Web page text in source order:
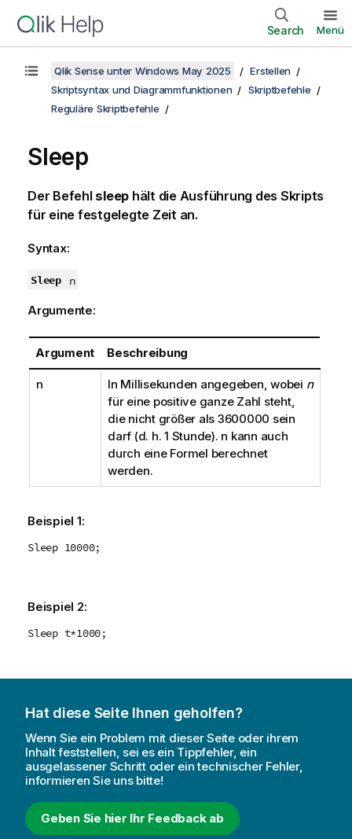
Search Menü
Qlik Sense unter Windows May 2025
Erstellen
Skriptsyntax und Diagrammfunktionen
Skriptbefehle
Reguläre Skriptbefehle
Sleep
Der Befehl sleep hält die Ausführung des Skripts
für eine festgelegte Zeit an.
Syntax:
Sleep n
Argumente:
Argument Beschreibung
n In Millisekunden angegeben, wobei n
für eine positive ganze Zahl steht,
die nicht größer als 3600000 sein
darf (d. h. 1 Stunde). n kann auch
durch eine Formel berechnet
werden.
Beispiel 1:
Sleep 10000;
Beispiel 2:
Sleep t*1000;
Hat diese Seite Ihnen geholfen?
Wenn Sie ein Problem mit dieser Seite oder ihrem
Inhalt feststellen, sei es ein Tippfehler, ein
ausgelassener Schritt oder ein technischer Fehler,
informieren Sie uns bitte!
Geben Sie hier Ihr Feedback ab